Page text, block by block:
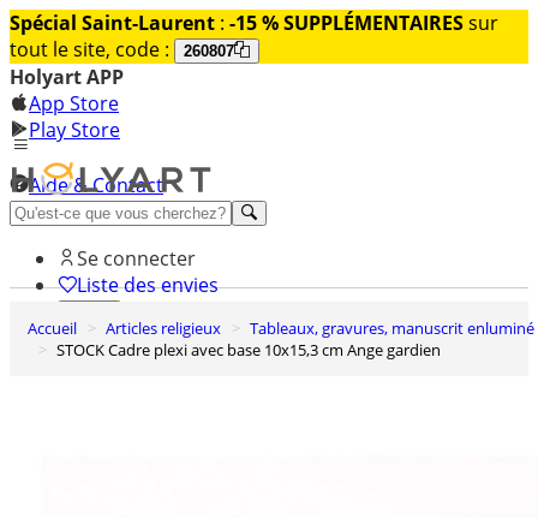
Spécial Saint-Laurent : -15 % SUPPLÉMENTAIRESsur
tout le site, code :
260807
Holyart APP
App Store
Play Store
Aide & Contact
Découvrez Premium
Se connecter
Liste des envies
0
Panier
Accueil Articles religieux
Tableaux, gravures, manuscrit enluminé
STOCK Cadre plexi avec base 10x15,3 cm Ange gardien